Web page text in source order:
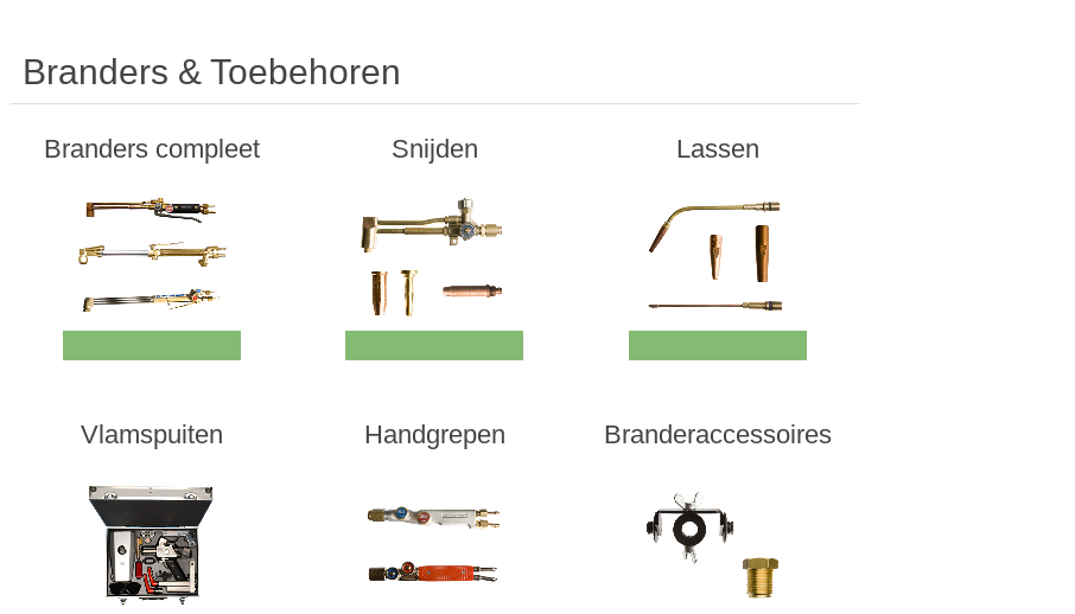
Branders & Toebehoren
Branders compleet Snijden Lassen
Vlamspuiten Handgrepen Branderaccessoires